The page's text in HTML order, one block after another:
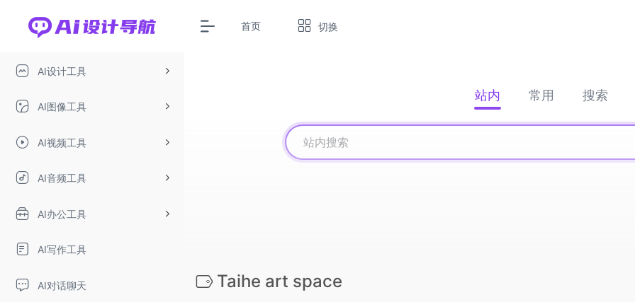
AI设计工具
AI图像工具
AI视频工具
AI音频工具
AI办公工具
AI写作工具
AI对话聊天
首页 切换
站内 常用 搜索
Taihe art space